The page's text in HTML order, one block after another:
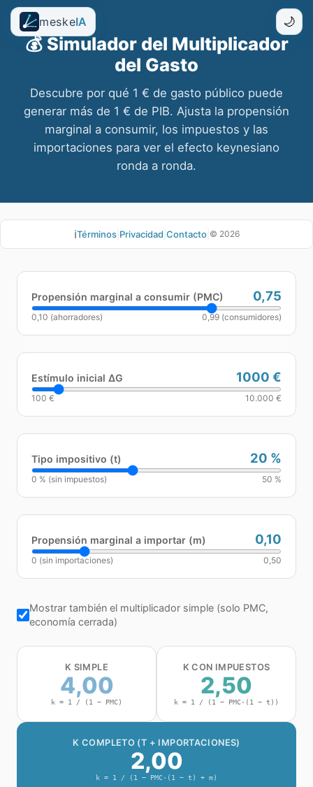
meskeIA 🌙
💰Simulador del Multiplicador
del Gasto
Descubre por qué 1 € de gasto público puede
generar más de 1 € de PIB. Ajusta la propensión
marginal a consumir, los impuestos y las
importaciones para ver el efecto keynesiano
ronda a ronda.
ℹ️Términos| Privacidad Contacto| © 2026
Propensión marginal a consumir (PMC) 0,75
0,10 (ahorradores) 0,99 (consumidores)
Estímulo inicial ΔG 1000 €
100 € 10.000 €
Tipo impositivo (t) 20 %
0 % (sin impuestos) 50 %
Propensión marginal a importar (m) 0,10
0 (sin importaciones) 0,50
Mostrar también el multiplicador simple (solo PMC,
economía cerrada)
K SIMPLE
4,00
k = 1 / (1 − PMC)
K CON IMPUESTOS
2,50
k = 1 / (1 − PMC·(1 − t))
K COMPLETO (T + IMPORTACIONES)
2,00
k = 1 / (1 − PMC·(1 − t) + m)